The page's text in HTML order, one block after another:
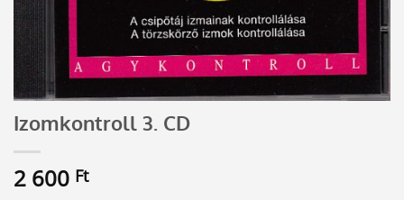
Izomkontroll 3. CD
2 600 Ft